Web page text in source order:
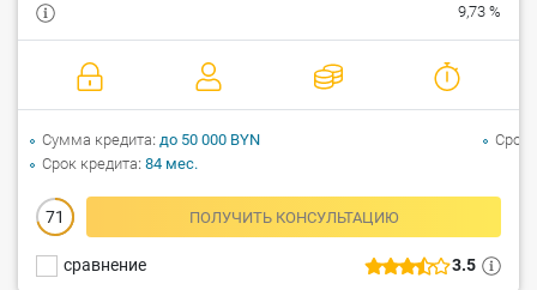
3.5
сравнение
9,73 %
71 ПОЛУЧИТЬ КОНСУЛЬТАЦИЮ
Сумма кредита до 50 000 BYN
Срок кредита 84 мес.
Срок